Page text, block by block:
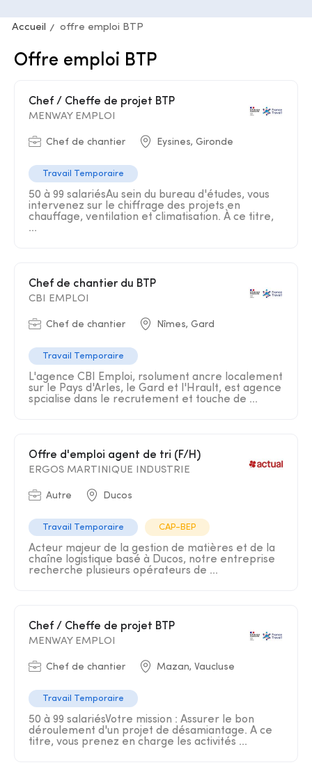
Accueil offre emploi BTP
Offre emploi BTP
Chef / Cheffe de projet BTP
MENWAY EMPLOI
Chef de chantier Eysines, Gironde
Travail Temporaire
50 à 99 salariésAu sein du bureau d'études, vous
intervenez sur le chiffrage des projets en
chauffage, ventilation et climatisation. À ce titre,
...
Chef de chantier du BTP
CBI EMPLOI
Chef de chantier Nîmes, Gard
Travail Temporaire
L'agence CBI Emploi, rsolument ancre localement
sur le Pays d'Arles, le Gard et l'Hrault, est agence
spcialise dans le recrutement et touche de ...
Offre d'emploi agent de tri (F/H)
ERGOS MARTINIQUE INDUSTRIE
Autre Ducos
Travail Temporaire CAP-BEP
Acteur majeur de la gestion de matières et de la
chaîne logistique basé à Ducos, notre entreprise
recherche plusieurs opérateurs de ...
Chef / Cheffe de projet BTP
MENWAY EMPLOI
Chef de chantier Mazan, Vaucluse
Travail Temporaire
50 à 99 salariésVotre mission : Assurer le bon
déroulement d'un projet de désamiantage. A ce
titre, vous prenez en charge les activités ...